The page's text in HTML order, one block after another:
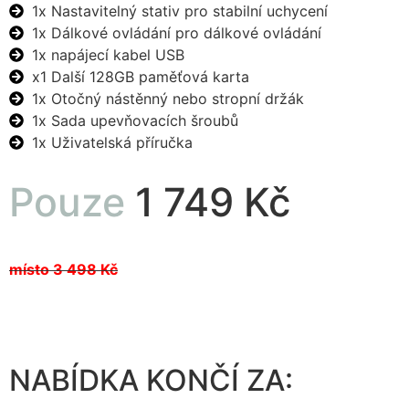
1x Nastavitelný stativ pro stabilní uchycení
1x Dálkové ovládání pro dálkové ovládání
1x napájecí kabel USB
x1 Další 128GB paměťová karta
1x Otočný nástěnný nebo stropní držák
1x Sada upevňovacích šroubů
1x Uživatelská příručka
Pouze 1 749 Kč
místo 3 498 Kč
NABÍDKA KONČÍ ZA: